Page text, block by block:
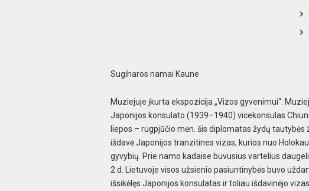
Sugiharos namai Kaune
Muziejuje įkurta ekspozicija „Vizos gyvenimui“.
Japonijos konsulato (1939–1940) vicekonsulas
liepos – rugpjūčio mėn. šis diplomatas žydų tautybės
išdavė Japonijos tranzitines vizas, kurios nuo
gyvybių. Prie namo kadaise buvusius vartelius
2 d. Lietuvoje visos užsienio pasiuntinybės buvo
išsikėlęs Japonijos konsulatas ir toliau išdavinėjo viza